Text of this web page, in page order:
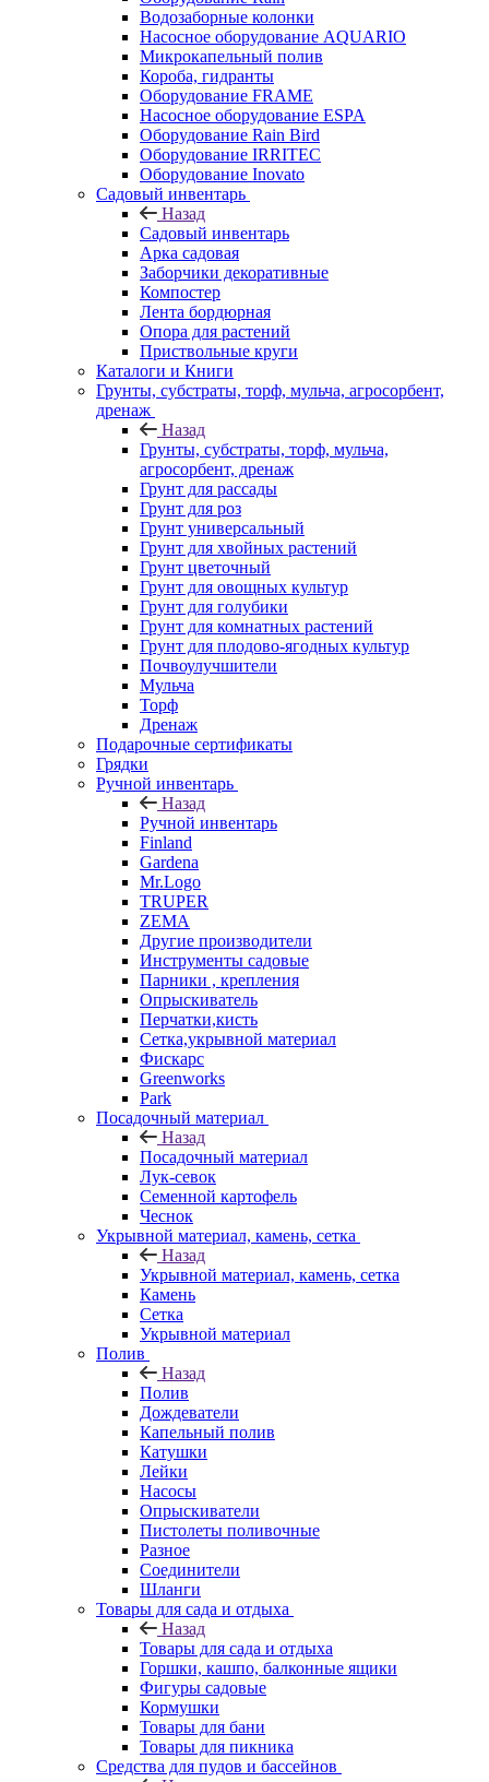
Водозаборные колонки
Насосное оборудование AQUARIO
Микрокапельный полив
Короба, гидранты
Оборудование FRAME
Насосное оборудование ESPA
Оборудование Rain Bird
Оборудование IRRITEC
Оборудование Inovato
Садовый инвентарь
Назад
Садовый инвентарь
Арка садовая
Заборчики декоративные
Компостер
Лента бордюрная
Опора для растений
Приствольные круги
Каталоги и Книги
Грунты, субстраты, торф, мульча, агросорбент,
дренаж
Назад
Грунты, субстраты, торф, мульча,
агросорбент, дренаж
Грунт для рассады
Грунт для роз
Грунт универсальный
Грунт для хвойных растений
Грунт цветочный
Грунт для овощных культур
Грунт для голубики
Грунт для комнатных растений
Грунт для плодово-ягодных культур
Почвоулучшители
Мульча
Торф
Дренаж
Подарочные сертификаты
Грядки
Ручной инвентарь
Назад
Ручной инвентарь
Finland
Gardena
Mr.Logo
TRUPER
ZEMA
Другие производители
Инструменты садовые
Парники , крепления
Опрыскиватель
Перчатки,кисть
Сетка,укрывной материал
Фискарс
Greenworks
Park
Посадочный материал
Назад
Посадочный материал
Лук-севок
Семенной картофель
Чеснок
Укрывной материал, камень, сетка
Назад
Укрывной материал, камень, сетка
Камень
Сетка
Укрывной материал
Полив
Назад
Полив
Дождеватели
Капельный полив
Катушки
Лейки
Насосы
Опрыскиватели
Пистолеты поливочные
Разное
Соединители
Шланги
Товары для сада и отдыха
Назад
Товары для сада и отдыха
Горшки, кашпо, балконные ящики
Фигуры садовые
Кормушки
Товары для бани
Товары для пикника
Средства для пудов и бассейнов